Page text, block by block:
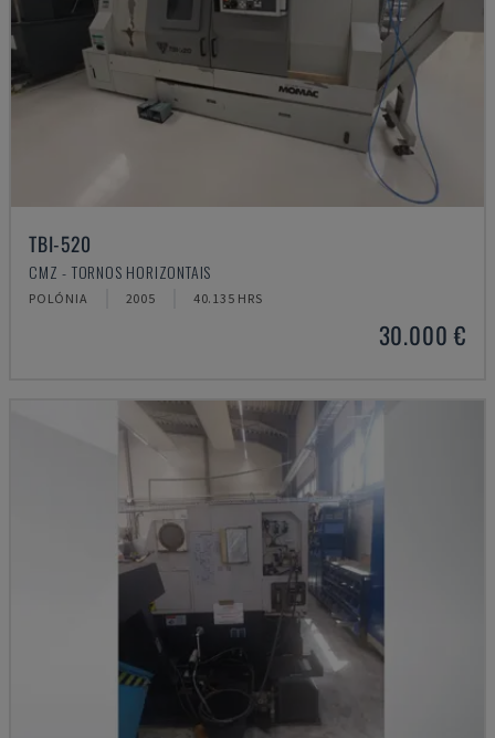
TBI-520
CMZ - TORNOS HORIZONTAIS
POLÓNIA 2005 40.135 HRS
30.000 €